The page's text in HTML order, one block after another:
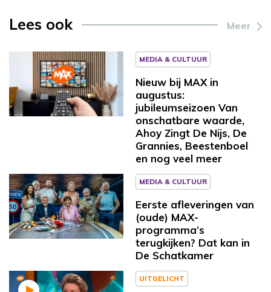
Lees ook Meer
MEDIA & CULTUUR
Nieuw bij MAX in
augustus:
jubileumseizoen Van
onschatbare waarde,
Ahoy Zingt De Nijs, De
Grannies, Beestenboel
en nog veel meer
MEDIA & CULTUUR
Eerste afleveringen van
(oude) MAX-
programma’s
terugkijken? Dat kan in
De Schatkamer
UITGELICHT